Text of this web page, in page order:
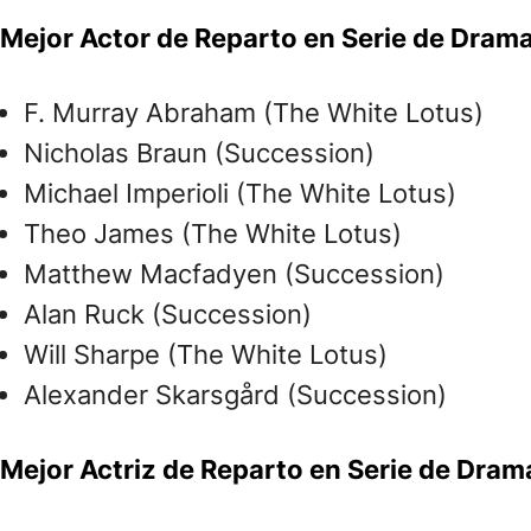
Mejor Actor de Reparto en Serie de
F. Murray Abraham (The White Lotus)
Nicholas Braun (Succession)
Michael Imperioli (The White Lotus)
Theo James (The White Lotus)
Matthew Macfadyen (Succession)
Alan Ruck (Succession)
Will Sharpe (The White Lotus)
Alexander Skarsgård (Succession)
Mejor Actriz de Reparto en Serie de